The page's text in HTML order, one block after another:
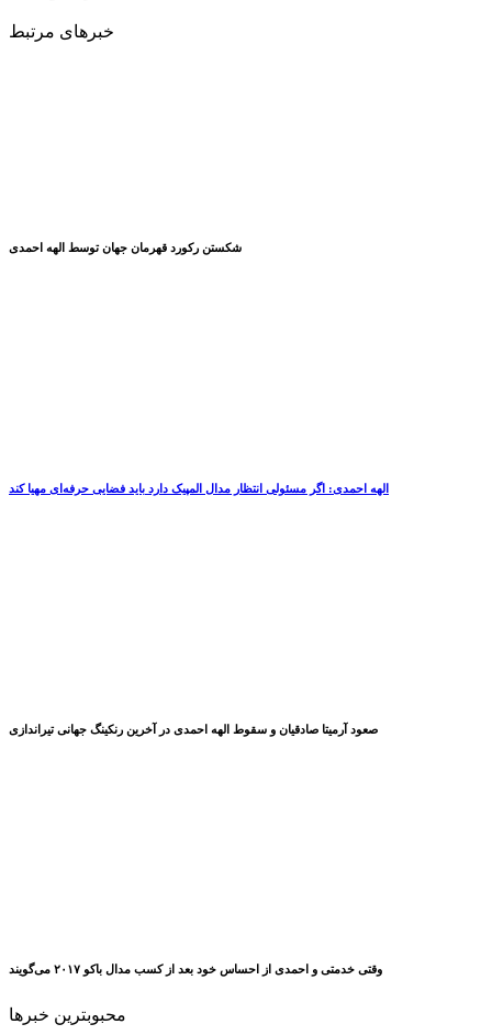
خبرهای مرتبط
شکستن رکورد قهرمان جهان توسط الهه احمدی
الهه احمدی: اگر مسئولی انتظار مدال المپیک دارد باید فضایی حرفه‌ای مهیا کند
صعود آرمیتا صادقیان و سقوط الهه احمدی در آخرین رنکینگ جهانی تیراندازی
وقتی خدمتی و احمدی از احساس خود بعد از کسب مدال باکو ۲۰۱۷ می‌گویند
محبوبترین خبرها